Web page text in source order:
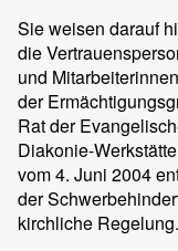
Sie weisen darauf
die
und
der
Rat der
Diakonie-
vom 4. Juni 2004
der
kirchliche Regelung.